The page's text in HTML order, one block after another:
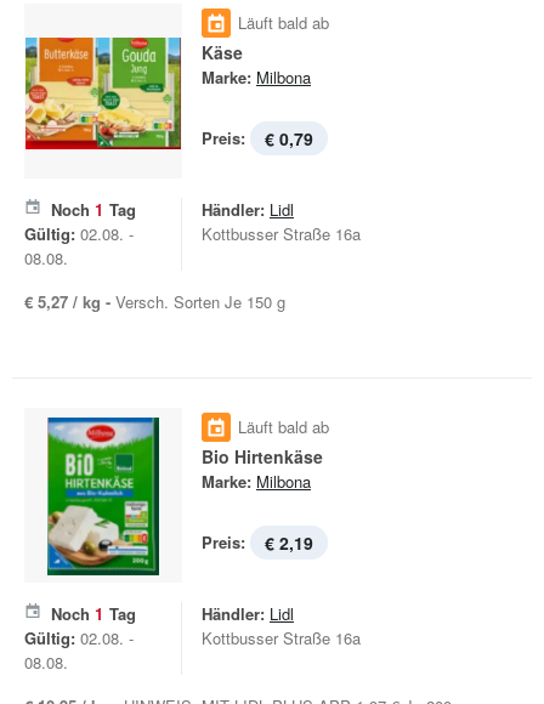
Läuft bald ab
Käse
Marke: Milbona
Preis: € 0,79
Noch 1 Tag
Gültig: 02.08. -
08.08.
Händler: Lidl
Kottbusser Straße 16a
€ 5,27 / kg - Versch. Sorten Je 150 g
Läuft bald ab
Bio Hirtenkäse
Marke: Milbona
Preis: € 2,19
Noch 1 Tag
Gültig: 02.08. -
08.08.
Händler: Lidl
Kottbusser Straße 16a